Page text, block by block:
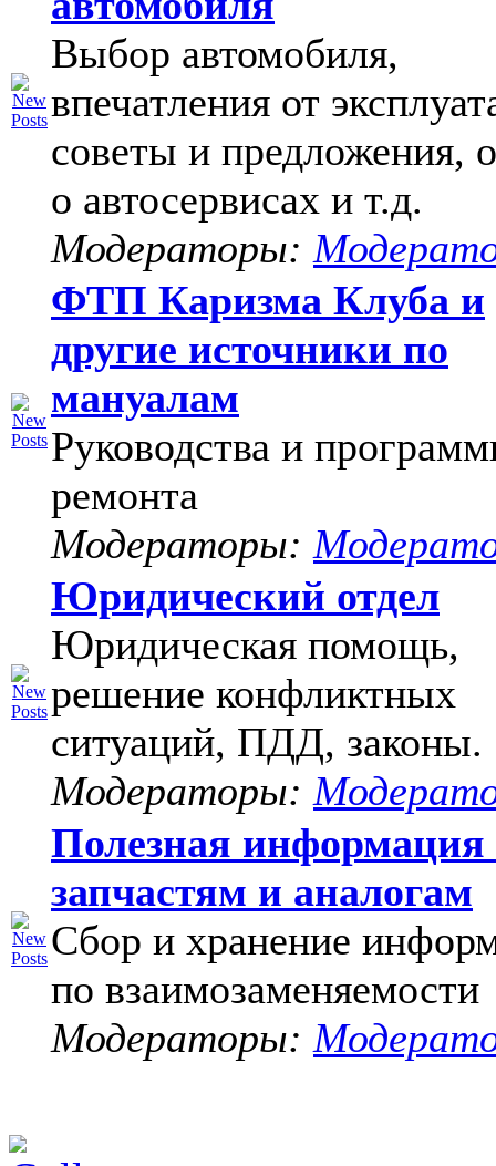
Выбор автомобиля,
впечатления от
советы и предложения,
о автосервисах и т.д.
Модераторы:
ФТП Каризма Клуба и
другие источники по
мануалам
Руководства и
ремонта
Модераторы:
Юридический отдел
Юридическая помощь,
решение конфликтных
ситуаций, ПДД, законы.
Модераторы:
Полезная информация
запчастям и аналогам
Сбор и хранение
по взаимозаменяемости
Модераторы: